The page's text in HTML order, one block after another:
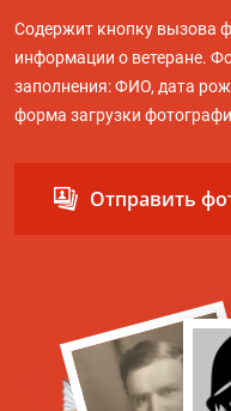
Содержит кнопку вызова
информации о ветеране.
заполнения: ФИО, дата
форма загрузки
Отправить